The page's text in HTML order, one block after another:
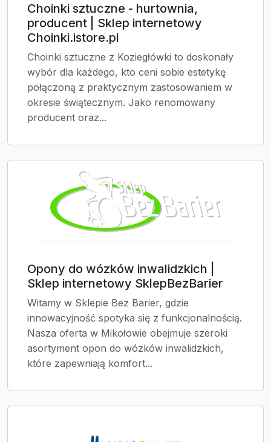
Choinki sztuczne - hurtownia,
producent | Sklep internetowy
Choinki.istore.pl
Choinki sztuczne z Koziegłówki to doskonały
wybór dla każdego, kto ceni sobie estetykę
połączoną z praktycznym zastosowaniem w
okresie świątecznym. Jako renomowany
producent oraz...
Opony do wózków inwalidzkich |
Sklep internetowy SklepBezBarier
Witamy w Sklepie Bez Barier, gdzie
innowacyjność spotyka się z funkcjonalnością.
Nasza oferta w Mikołowie obejmuje szeroki
asortyment opon do wózków inwalidzkich,
które zapewniają komfort...